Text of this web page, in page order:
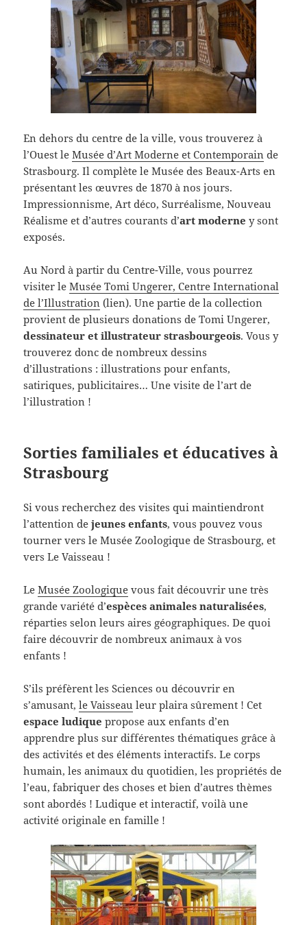
En dehors du centre de la ville, vous trouverez à
l’Ouest leMusée d’Art Moderne et Contemporain de
Strasbourg. Il complète le Musée des Beaux-Arts en
présentant les œuvres de 1870 à nos jours.
Impressionnisme, Art déco, Surréalisme, Nouveau
Réalisme et d’autres courants d’art moderney sont
exposés.
Au Nord à partir du Centre-Ville, vous pourrez
visiter leMusée Tomi Ungerer, Centre International
de l’Illustration (lien). Une partie de la collection
provient de plusieurs donations de Tomi Ungerer,
dessinateur et illustrateur strasbourgeois. Vous y
trouverez donc de nombreux dessins
d’illustrations : illustrations pour enfants,
satiriques, publicitaires… Une visite de l’art de
l’illustration !
Sorties familiales et éducatives à
Strasbourg
Si vous recherchez des visites qui maintiendront
l’attention dejeunes enfants, vous pouvez vous
tourner vers le Musée Zoologique de Strasbourg, et
vers Le Vaisseau !
LeMusée Zoologique vous fait découvrir une très
grande variété d’espèces animales naturalisées,
réparties selon leurs aires géographiques. De quoi
faire découvrir de nombreux animaux à vos
enfants !
S’ils préfèrent les Sciences ou découvrir en
s’amusant,le Vaisseau leur plaira sûrement ! Cet
espace ludique propose aux enfants d’en
apprendre plus sur différentes thématiques grâce à
des activités et des éléments interactifs. Le corps
humain, les animaux du quotidien, les propriétés de
l’eau, fabriquer des choses et bien d’autres thèmes
sont abordés ! Ludique et interactif, voilà une
activité originale en famille !